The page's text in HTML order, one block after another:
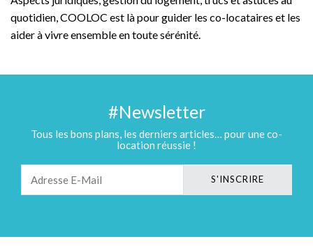
quotidien, COOLOC est là pour guider les co-locataires et les
aider à vivre ensemble en toute sérénité.
#Newsletter
Tous les bons plans, les derniers articles… pour une co-
location réussie !